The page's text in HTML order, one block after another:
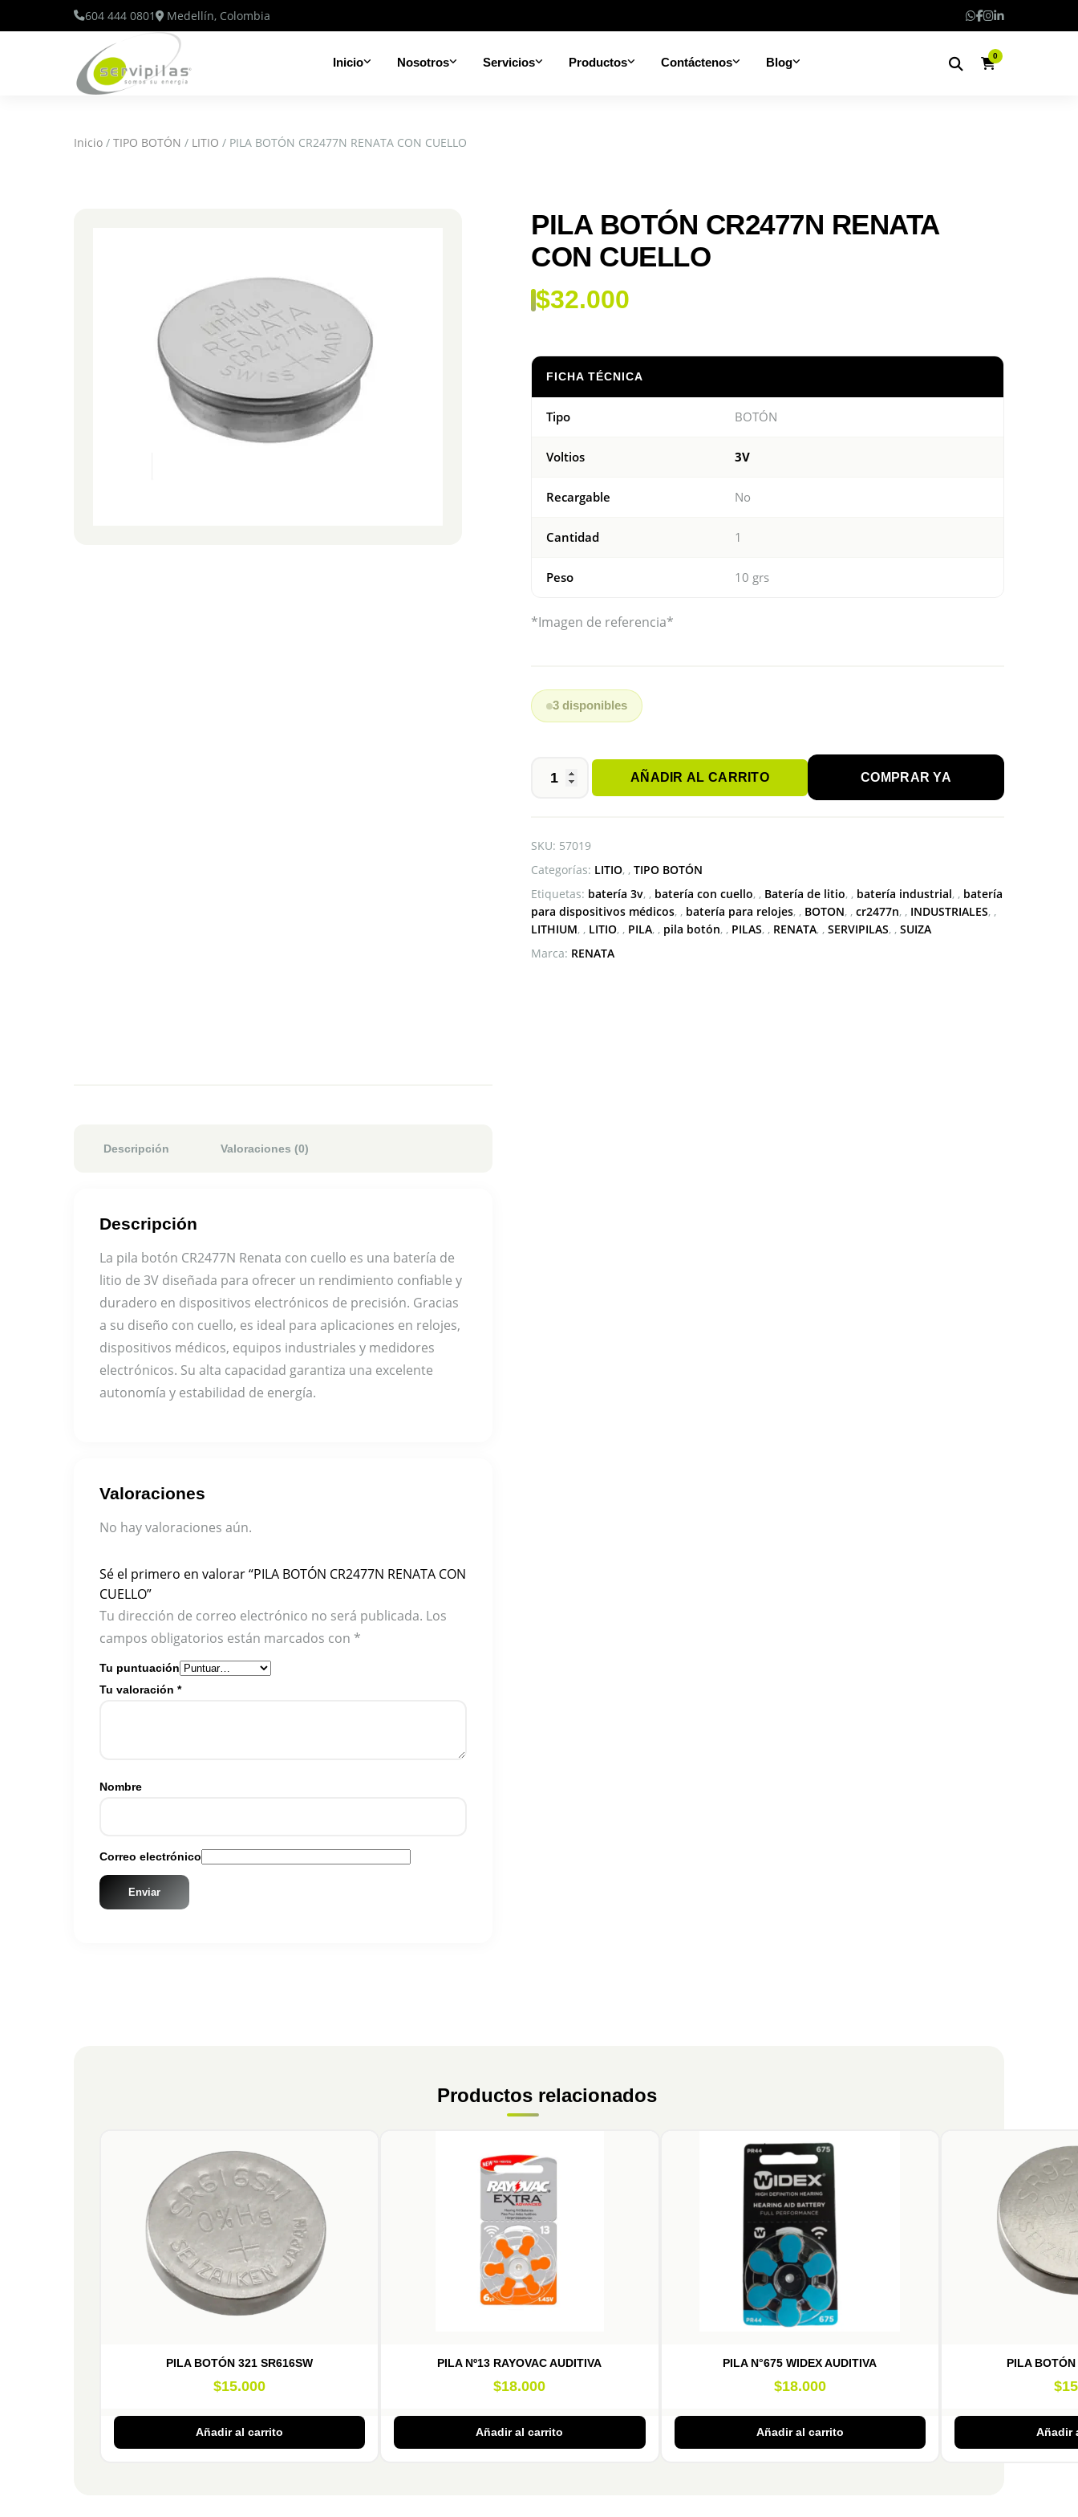
604 444 0801 Medellín, Colombia
Inicio Nosotros Servicios Productos Contáctenos Blog 0
Inicio / TIPO BOTÓN / LITIO / PILA BOTÓN CR2477N RENATA CON CUELLO
PILA BOTÓN CR2477N RENATA
CON CUELLO
$32.000
FICHA TÉCNICA
Tipo BOTÓN
Voltios 3V
Recargable No
Cantidad 1
Peso 10 grs
*Imagen de referencia*
3 disponibles
PILA
CON
CUELLO
AÑADIR AL CARRITO COMPRAR YA
SKU: 57019
Categorías: LITIO , TIPO BOTÓN
Etiquetas: batería 3v , batería con cuello , Batería de litio , batería industrial , batería
para dispositivos médicos , batería para relojes , BOTON , cr2477n , INDUSTRIALES ,
LITHIUM , LITIO , PILA , pila botón , PILAS , RENATA , SERVIPILAS , SUIZA
Marca: RENATA
Descripción Valoraciones (0)
Descripción
La pila botón CR2477N Renata con cuello es una batería de
litio de 3V diseñada para ofrecer un rendimiento confiable y
duradero en dispositivos electrónicos de precisión. Gracias
a su diseño con cuello, es ideal para aplicaciones en relojes,
dispositivos médicos, equipos industriales y medidores
electrónicos. Su alta capacidad garantiza una excelente
autonomía y estabilidad de energía.
Valoraciones
No hay valoraciones aún.
Sé el primero en valorar “PILA BOTÓN CR2477N RENATA CON
CUELLO”
Tu dirección de correo electrónico no será publicada. Los
campos obligatorios están marcados con *
Tu puntuación
Tu valoración *
Nombre
Correo electrónico
Productos relacionados
PILA BOTÓN 321 SR616SW
$15.000
Añadir al carrito
PILA Nº13 RAYOVAC AUDITIVA
$18.000
Añadir al carrito
PILA N°675 WIDEX AUDITIVA
$18.000
Añadir al carrito
PILA
$
Añadir